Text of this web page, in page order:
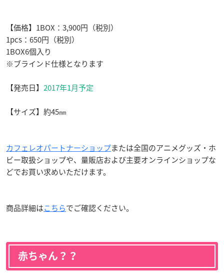
【価格】1BOX：3,900円（税別）
1pcs：650円（税別）
1BOX6個入り
※ブラインド仕様となります
【発売日】 2017年1月予定
【サイズ】約45㎜
カフェレオパートナーショップまたは全国のアニメグッズ・ホ
ビー取扱ショップや、量販店および主要オンラインショップな
どでお買い求めいただけます。
商品詳細はこちらでご確認ください。
赤ちゃん？？